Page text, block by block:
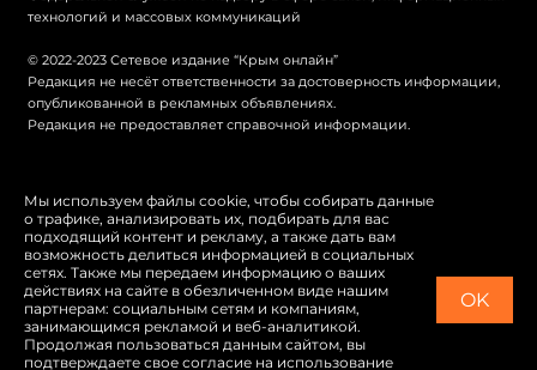
технологий и массовых коммуникаций
© 2022-2023 Сетевое издание “Крым онлайн”
Редакция не несёт ответственности за достоверность информации,
опубликованной в рекламных объявлениях.
Редакция не предоставляет справочной информации.
© Крым онлайн
Политика конфиденциальности
Карта сайта
Switch to English
Мы используем файлы cookie, чтобы собирать данные
о трафике, анализировать их, подбирать для вас
подходящий контент и рекламу, а также дать вам
возможность делиться информацией в социальных
сетях. Также мы передаем информацию о ваших
действиях на сайте в обезличенном виде нашим
партнерам: социальным сетям и компаниям,
занимающимся рекламой и веб-аналитикой.
Продолжая пользоваться данным сайтом, вы
подтверждаете свое согласие на использование
OK